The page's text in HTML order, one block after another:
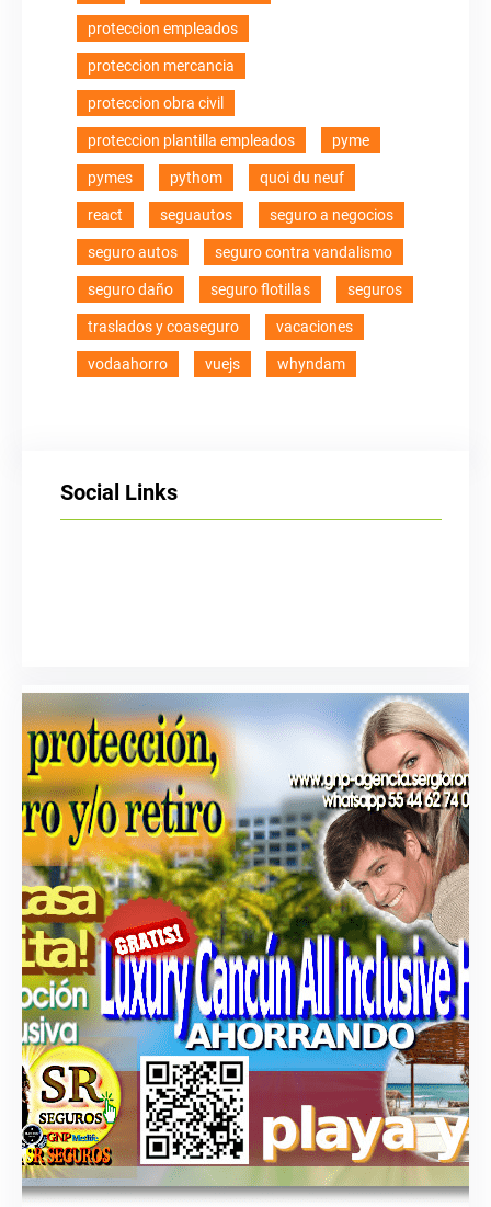
proteccion empleados
proteccion mercancia
proteccion obra civil
proteccion plantilla empleados pyme
pymes pythom quoi du neuf
react seguautos seguro a negocios
seguro autos seguro contra vandalismo
seguro daño seguro flotillas seguros
traslados y coaseguro vacaciones
vodaahorro vuejs whyndam
Social Links